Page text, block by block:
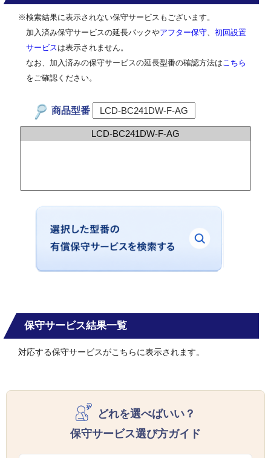
※検索結果に表示されない保守サービスもございます。
加入済み保守サービスの延長パックやアフター保守
初回設置
サービス は表示されません。
なお、加入済みの保守サービスの延長型番の確認方法は こちら
をご確認ください。
商品型番
保守サービス結果一覧
対応する保守サービスがこちらに表示されます。
どれを選べばいい？
保守サービス選び方ガイド